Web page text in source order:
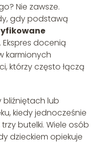
Nie zawsze.
gdy podstawą
docenią
karmionych
którzy często łączą
bliźniętach lub
kiedy jednocześnie
butelki. Wiele osób
dzieckiem opiekuje